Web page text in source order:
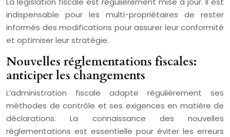
indispensable pour les multi-propriétaires de rester
informés des modifications pour assurer leur conformité
et optimiser leur stratégie.
Nouvelles réglementations fiscales:
anticiper les changements
L’administration fiscale adapte régulièrement ses
méthodes de contrôle et ses exigences en matière de
déclarations. La connaissance des nouvelles
réglementations est essentielle pour éviter les erreurs